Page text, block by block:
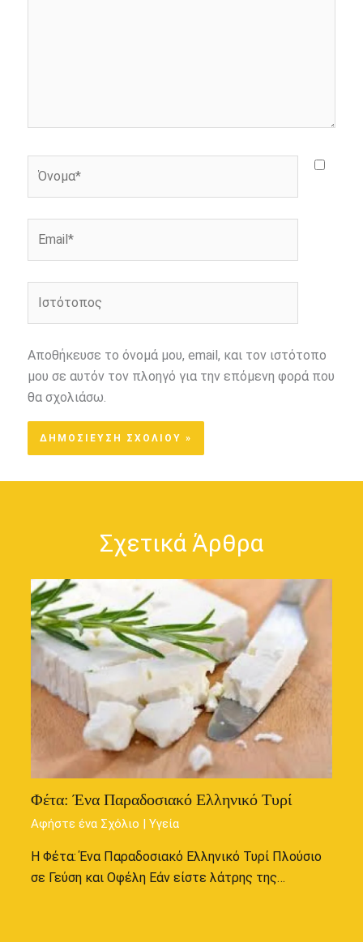
Αποθήκευσε το όνομά μου, email, και τον ιστότοπο
μου σε αυτόν τον πλοηγό για την επόμενη φορά που
θα σχολιάσω.
Σχετικά Άρθρα
Φέτα: Ένα Παραδοσιακό Ελληνικό Τυρί
Αφήστε ένα Σχόλιο |Υγεία
Η Φέτα: Ένα Παραδοσιακό Ελληνικό Τυρί Πλούσιο
σε Γεύση και Οφέλη Εάν είστε λάτρης της…